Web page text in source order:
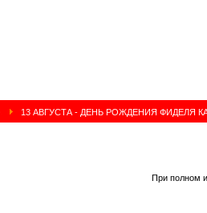
13 АВГУСТА - ДЕНЬ РОЖДЕНИЯ ФИДЕЛЯ
При полном